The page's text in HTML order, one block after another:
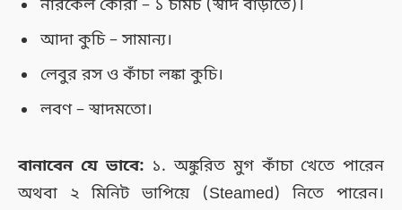
নারকেল কোরা – ১ চামচ (স্বাদ বাড়াতে)।
আদা কুচি – সামান্য।
লেবুর রস ও কাঁচা লঙ্কা কুচি।
লবণ – স্বাদমতো।
বানাবেন যে ভাবে: ১. অঙ্কুরিত মুগ কাঁচা খেতে পারেন
অথবা ২ মিনিট ভাপিয়ে (Steamed) নিতে পারেন।